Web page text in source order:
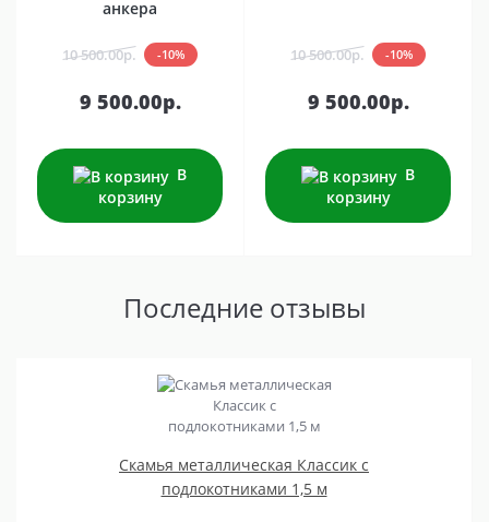
анкера
10 500.00р. -10%
9 500.00р.
В
корзину
10 500.00р. -10%
9 500.00р.
В
корзину
Последние отзывы
Скамья металлическая Классик с
подлокотниками 1,5 м